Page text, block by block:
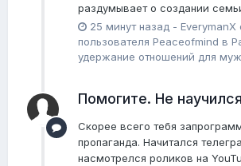
раздумывает о создании
25 минут назад - EverymanX
пользователя Peaceofmind в
удержание отношений для
Помогите. Не
Скорее всего тебя
пропаганда. Начитался
насмотрелся роликов на